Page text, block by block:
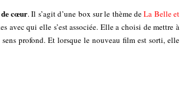
cœur. Il s’agit d’une box sur le thème deLa Belle et
avec qui elle s’est associée. Elle a choisi de mettre à
sens profond. Et lorsque le nouveau film est sorti, elle